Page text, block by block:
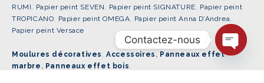
RUMI
Papier peint SEVEN Papier peint SIGNATURE
Papier peint
TROPICANO
Papier peint OMEGA Papier peint Anna D’Andrea
Papier peint Versace
Moulures décoratives ,Accessoires , Panneaux effet
marbre , Panneaux effet bois
Contactez-nous